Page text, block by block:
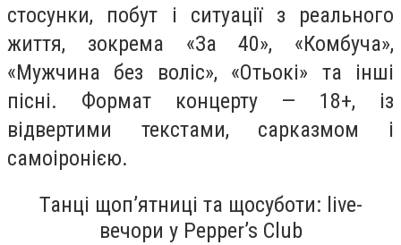
стосунки, побут і ситуації з реального
життя, зокрема «За 40», «Комбуча»,
«Мужчина без воліс», «Отьокі» та інші
пісні. Формат концерту — 18+, із
відвертими текстами, сарказмом і
самоіронією.
Танці щоп’ятниці та щосуботи: live-
вечори у Pepper’s Club